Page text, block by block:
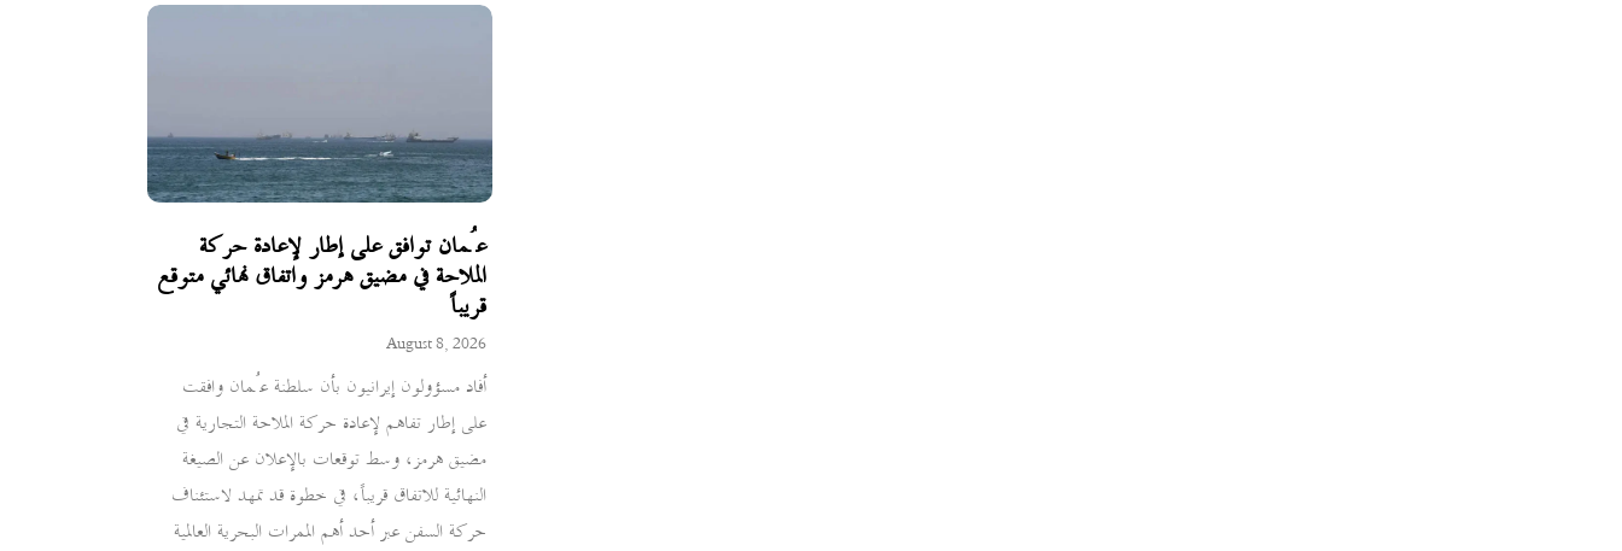
عُمان توافق على إطار لإعادة حركة
الملاحة في مضيق هرمز واتفاق نهائي متوقع
قريباً
August 8, 2026
أفاد مسؤولون إيرانيون بأن سلطنة عُمان وافقت
على إطار تفاهم لإعادة حركة الملاحة التجارية في
مضيق هرمز، وسط توقعات بالإعلان عن الصيغة
النهائية للاتفاق قريباً، في خطوة قد تمهد لاستئناف
حركة السفن عبر أحد أهم الممرات البحرية العالمية